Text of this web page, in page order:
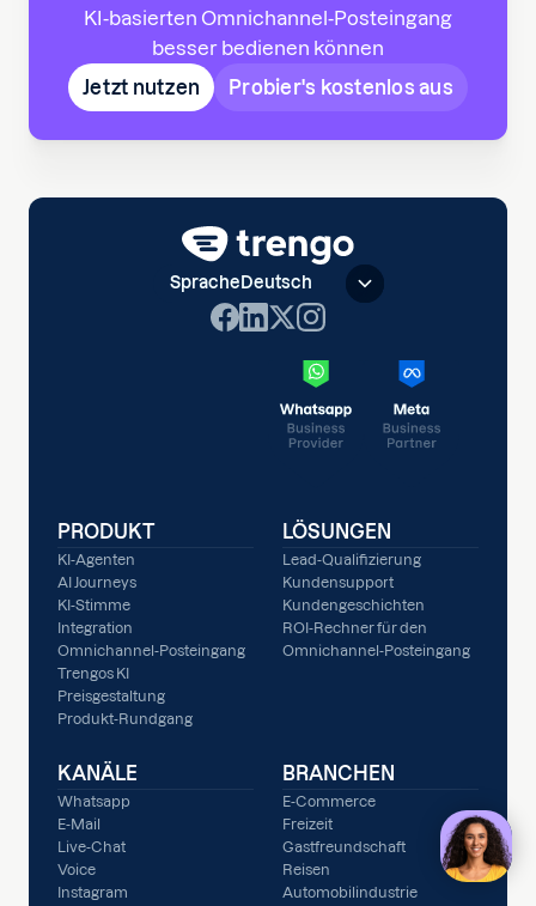
KI-basierten Omnichannel-Posteingang
besser bedienen können
Jetzt nutzen
Probier's kostenlos aus
Sprache Deutsch
PRODUKT
KI-Agenten
AI Journeys
KI-Stimme
Integration
Omnichannel-Posteingang
Trengos KI
Preisgestaltung
Produkt-Rundgang
LÖSUNGEN
Lead-Qualifizierung
Kundensupport
Kundengeschichten
ROI-Rechner für den
Omnichannel-Posteingang
KANÄLE
Whatsapp
E-Mail
Live-Chat
Voice
Instagram
BRANCHEN
E-Commerce
Freizeit
Gastfreundschaft
Reisen
Automobilindustrie